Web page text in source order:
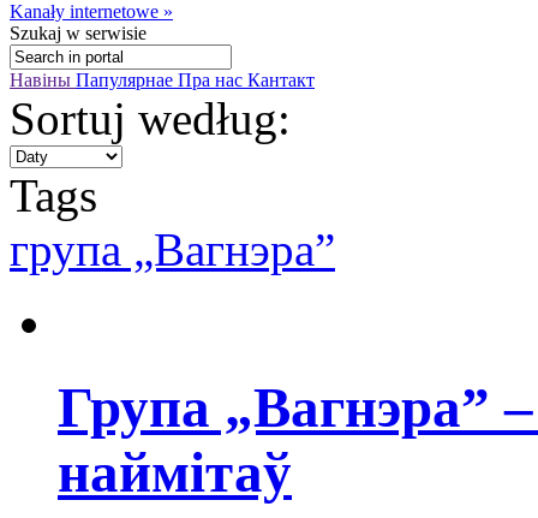
Kanały internetowe »
Szukaj w serwisie
Навіны Папулярнае Пра нас Кантакт
Sortuj według:
Tags
групa „Вагнэра”
Група „Вагнэра”
наймітаў